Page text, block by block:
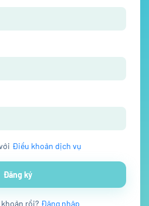
Điều khoản dịch vụ
Đăng ký
rồi? Đăng nhập